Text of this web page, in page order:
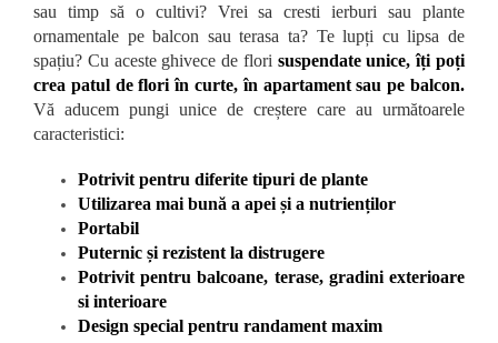
sau timp să o cultivi? Vrei sa cresti ierburi sau plante
ornamentale pe balcon sau terasa ta? Te lupți cu lipsa de
spațiu? Cu aceste ghivece de flori suspendate unice, îți poți
crea patul de flori în curte, în apartament sau pe balcon.
Vă aducem pungi unice de creștere care au următoarele
caracteristici:
Potrivit pentru diferite tipuri de plante
Utilizarea mai bună a apei și a nutrienților
Portabil
Puternic și rezistent la distrugere
Potrivit pentru balcoane, terase, gradini exterioare
si interioare
Design special pentru randament maxim